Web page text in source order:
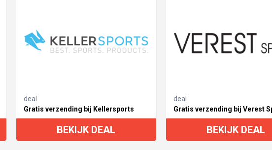
deal
Gratis verzending bij Kellersports
BEKIJK DEAL
deal
Gratis verzending bij Verest
BEKIJK DEAL